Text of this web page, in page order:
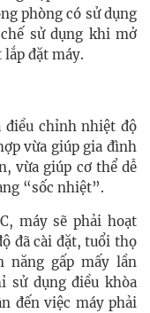
phòng có sử dụng
sử dụng khi mở
lắp đặt máy.
điều chỉnh nhiệt độ
vừa giúp gia đình
vừa giúp cơ thể dễ
“sốc nhiệt”.
máy sẽ phải hoạt
đã cài đặt, tuổi thọ
năng gấp mấy lần
sử dụng điều khòa
đến việc máy phải